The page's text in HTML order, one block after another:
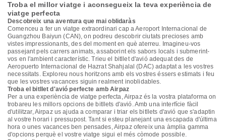
Troba el millor viatge i aconsegueix la teva experiència de
viatge perfecta
Descobreix una aventura que mai oblidaràs
Comenceu a fer un viatge extraordinari cap a Aeroport Internacional de
Guangzhou Baiyun (CAN), on podreu descobrir ciutats precioses amb
vistes impressionants, des del moment en què aterreu. Imagineu-vos
passejant pels carrers animats, assaborint els sabors locals i submerint-
vos en l'ambient característic. Trieu el bitllet d'avió adequat des de
Aeropuerto Internacional de Hazrat Shahjalal (DAC) adaptat a les vostres
necessitats. Exploreu nous horitzons amb els vostres éssers estimats i feu
que les vostres vacances siguin realment inoblidables.
Troba el bitllet d'avió perfecte amb Airpaz
Per a una experiència de viatge perfecta, Airpaz és la vostra plataforma on
trobareu les millors opcions de bitllets d'avió. Amb una interfície fàcil
d'utilitzar, Airpaz us ajuda a comparar i triar els bitllets d'avió que s'adaptin
al vostre horari i pressupost. Tant si esteu planejant una escapada d'última
hora o unes vacances ben pensades, Airpaz ofereix una àmplia gamma
d'opcions perquè el vostre viatge sigui el més còmode possible.